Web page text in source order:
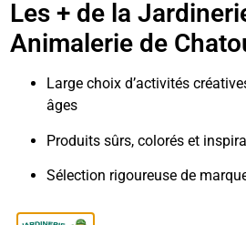
Les + de la
Animalerie de
Large choix d’activités
âges
Produits sûrs, colorés et
Sélection rigoureuse de
Conseils personnalisés et